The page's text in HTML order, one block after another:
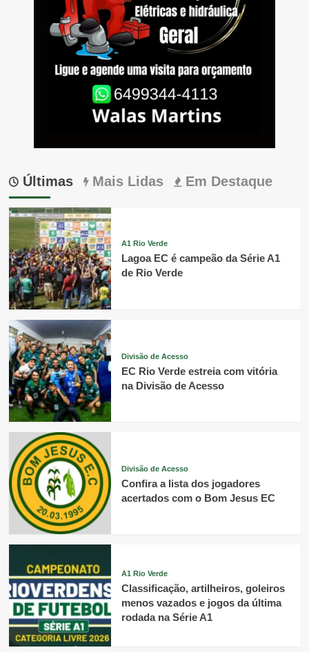
Últimas Mais Lidas Em Destaque
A1 Rio Verde
Lagoa EC é campeão da Série A1
de Rio Verde
Divisão de Acesso
EC Rio Verde estreia com vitória
na Divisão de Acesso
Divisão de Acesso
Confira a lista dos jogadores
acertados com o Bom Jesus EC
A1 Rio Verde
Classificação, artilheiros, goleiros
menos vazados e jogos da última
rodada na Série A1